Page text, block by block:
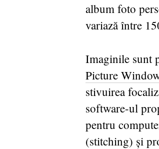
album foto
variază între
Imaginile sunt
Picture
stivuirea
software-ul
pentru
(stitching) și